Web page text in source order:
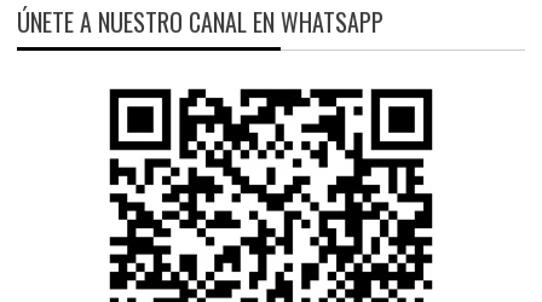
ÚNETE A NUESTRO CANAL EN WHATSAPP